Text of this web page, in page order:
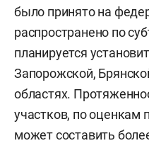
было принято на
распространено по
планируется
Запорожской,
областях.
участков, по оценкам
может составить